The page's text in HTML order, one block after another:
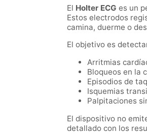
El Holter ECG es un
Estos electrodos
camina, duerme o
El objetivo es
Arritmias
Bloqueos en la
Episodios de
Isquemias
Palpitaciones
El dispositivo no
detallado con los